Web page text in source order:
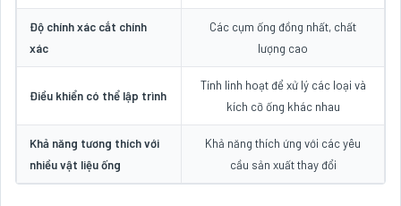
Độ chính xác cắt chính
xác
Các cụm ống đồng nhất, chất
lượng cao
Điều khiển có thể lập trình
Tính linh hoạt để xử lý các loại và
kích cỡ ống khác nhau
Khả năng tương thích với
nhiều vật liệu ống
Khả năng thích ứng với các yêu
cầu sản xuất thay đổi